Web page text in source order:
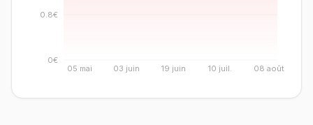
05 mai 03 juin 19 juin 10 juil. 08 août
0€
0.8€